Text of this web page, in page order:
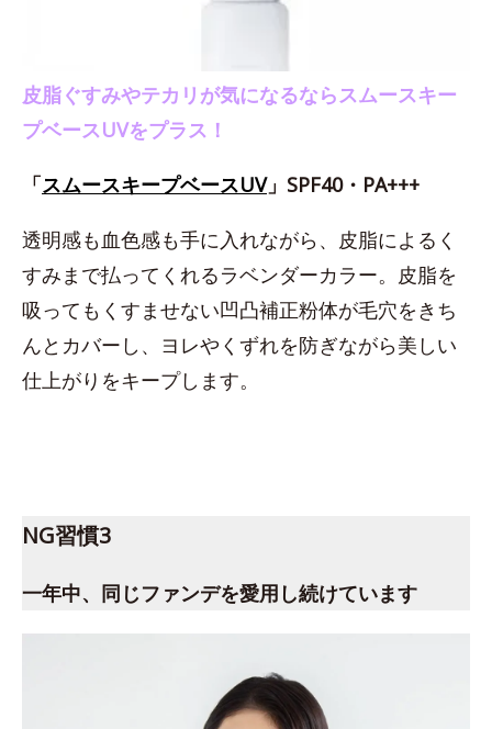
皮脂ぐすみやテカリが気になるならスムースキー
プベースUVをプラス！
「スムースキープベースUV」SPF40・PA+++
透明感も血色感も手に入れながら、皮脂によるく
すみまで払ってくれるラベンダーカラー。皮脂を
吸ってもくすませない凹凸補正粉体が毛穴をきち
んとカバーし、ヨレやくずれを防ぎながら美しい
仕上がりをキープします。
NG習慣3
一年中、同じファンデを愛用し続けています